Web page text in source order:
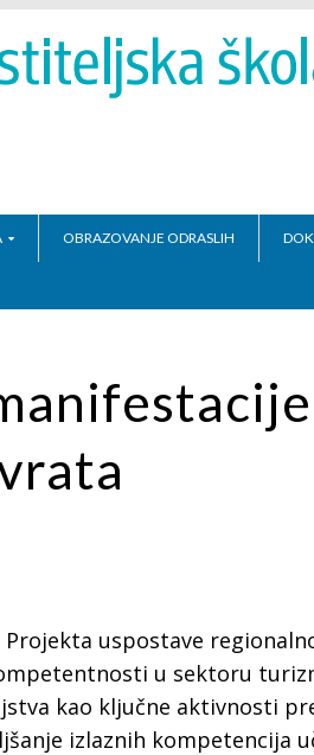
OBRAZOVANJE ODRASLIH
Projekta uspostave
u sektoru
kao ključne aktivnosti
izlaznih kompetencija